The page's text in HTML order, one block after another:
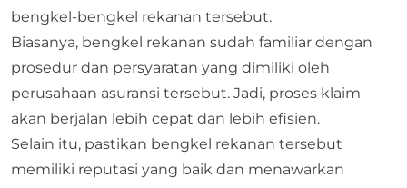
bengkel-bengkel rekanan tersebut.
Biasanya, bengkel rekanan sudah familiar dengan
prosedur dan persyaratan yang dimiliki oleh
perusahaan asuransi tersebut. Jadi, proses klaim
akan berjalan lebih cepat dan lebih efisien.
Selain itu, pastikan bengkel rekanan tersebut
memiliki reputasi yang baik dan menawarkan